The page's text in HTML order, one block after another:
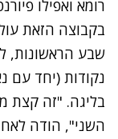
רומא ואפילו
בקבוצה הזאת
שבע הראשונות,
נקודות (יחד עם
בליגה. "זה קצת
השני", הודה